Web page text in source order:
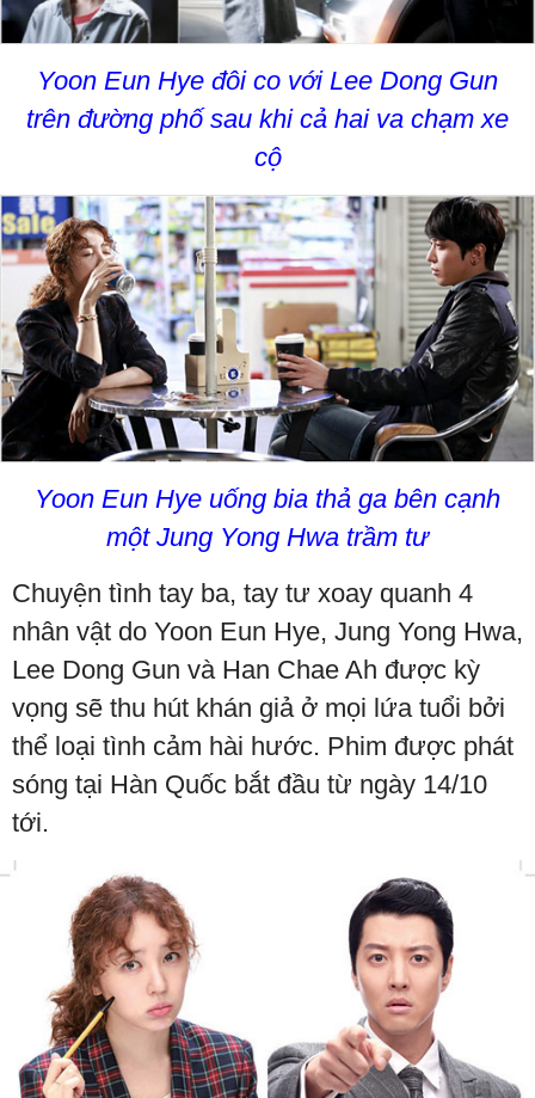
Yoon Eun Hye đôi co với Lee Dong Gun
trên đường phố sau khi cả hai va chạm xe
cộ
Yoon Eun Hye uống bia thả ga bên cạnh
một Jung Yong Hwa trầm tư
Chuyện tình tay ba, tay tư xoay quanh 4
nhân vật do Yoon Eun Hye, Jung Yong Hwa,
Lee Dong Gun và Han Chae Ah được kỳ
vọng sẽ thu hút khán giả ở mọi lứa tuổi bởi
thể loại tình cảm hài hước. Phim được phát
sóng tại Hàn Quốc bắt đầu từ ngày 14/10
tới.